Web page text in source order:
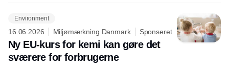
Environment
16.06.2026 Miljømærkning Danmark Sponseret
Ny EU-kurs for kemi kan gøre det
sværere for forbrugerne